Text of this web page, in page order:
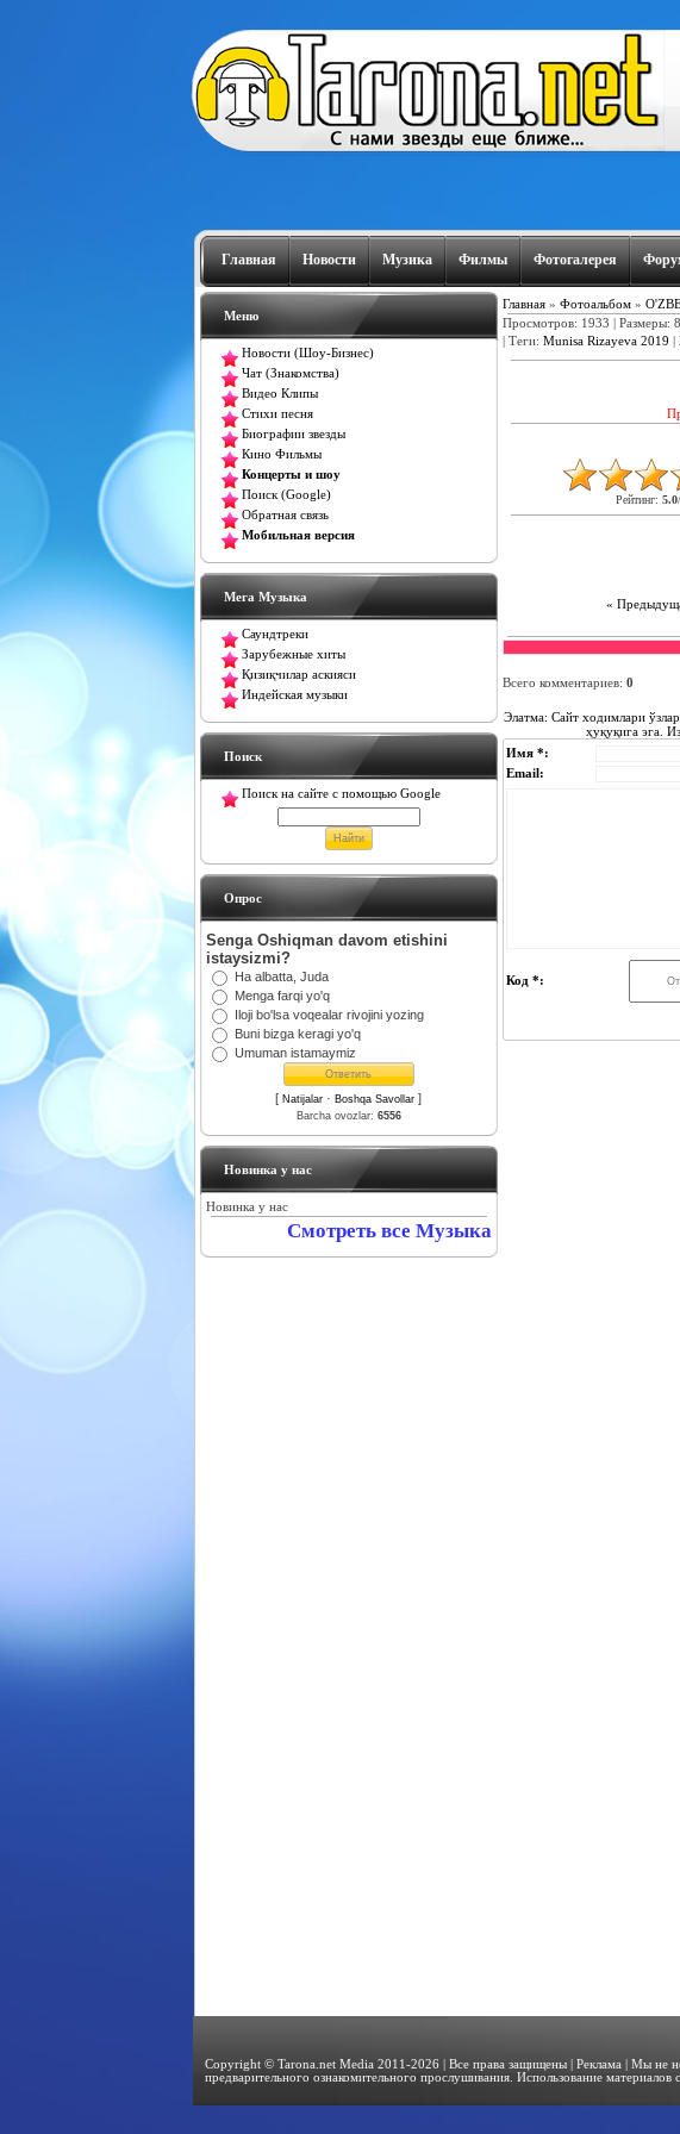
Главная Новости Музика Филмы Фотогалерея
Меню
Новости (Шоу-Бизнес)
Чат (Знакомства)
Видео Клипы
Стихи песня
Биографии звезды
Кино Фильмы
Концерты и шоу
Поиск (Google)
Обратная связь
Мобильная версия
Мега Музыка
Саундтреки
Зарубежные хиты
Қизиқчилар аскияси
Индейская музыки
Поиск
Поиск на сайте с помощью Google
Oпрос
Senga Oshiqman davom etishini
istaysizmi?
Ha albatta, Juda
Menga farqi yo'q
Iloji bo'lsa voqealar rivojini yozing
Buni bizga keragi yo'q
Umuman istamaymiz
[ Natijalar · Boshqa Savollar ]
Barcha ovozlar: 6556
Новинка у нас
Новинка у нас
Смотреть все Музыка
Главная» Фотоальбом»
Просмотров: 1933 | Размеры:
Теги: Munisa Rizayeva 2019
Рейтинг: 5.0/
«
Всего комментариев: 0
Элатма: Сайт ходимлари
ҳуқуқига эга.
Имя *:
Email:
Код *:
Copyright © Tarona.net Media 2011-2026 | Все права защищены |Реклама
| Мы не
предварительного ознакомительного прослушивания. Использование